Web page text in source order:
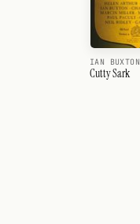
IAN BUXTON
Cutty Sark